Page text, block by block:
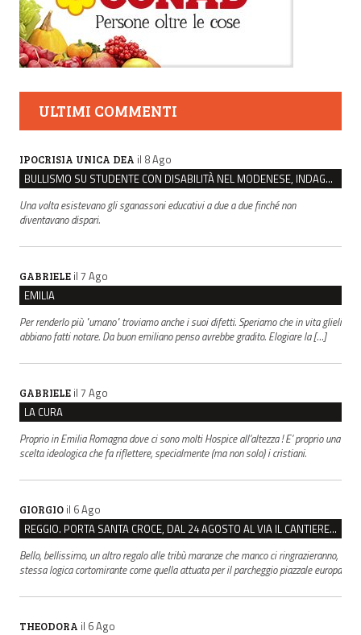
ULTIMI COMMENTI
IPOCRISIA UNICA DEA il 8 Ago
BULLISMO SU STUDENTE CON DISABILITÀ NEL MODENESE, INDAGATI DUE RAGAZZI DI 16 ANNI
Una volta esistevano gli sganassoni educativi a due a due finché non
diventavano dispari.
GABRIELE il 7 Ago
EMILIA
Per renderlo più "umano" troviamo anche i suoi difetti. Speriamo che in vita glieli
abbiano fatti notare. Da buon emiliano penso avrebbe gradito. Elogiare la […]
GABRIELE il 7 Ago
LA CURA
Proprio in Emilia Romagna dove ci sono molti Hospice all’altezza ! E’ proprio una
scelta ideologica che fa riflettere, specialmente (ma non solo) i cristiani.
GIORGIO il 6 Ago
REGGIO. PORTA SANTA CROCE, DAL 24 AGOSTO AL VIA IL CANTIERE PER IL NUOVO COLLETTORE FOGNARIO
Bello, bellissimo, un altro regalo alle tribù maranze che manco ci ringrazieranno,
stessa logica cortomirante come quella attuata per il parcheggio piazzale europa
THEODORA il 6 Ago